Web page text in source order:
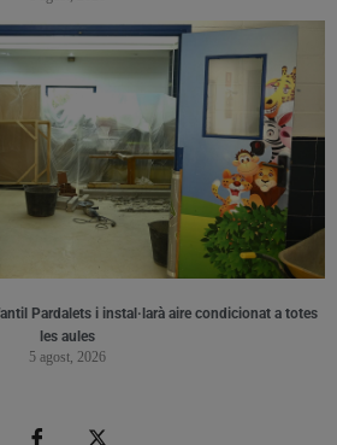
Pardalets i instal·larà aire condicionat a totes
les aules
5 agost, 2026